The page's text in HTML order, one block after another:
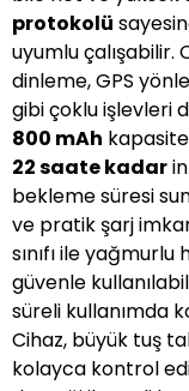
protokolü
uyumlu çalışabilir.
dinleme, GPS
gibi çoklu işlevleri
800 mAh
22 saate kadar
bekleme süresi
ve pratik şarj
sınıfı ile
güvenle
süreli kullanımda
Cihaz, büyük tuş
kolayca kontrol